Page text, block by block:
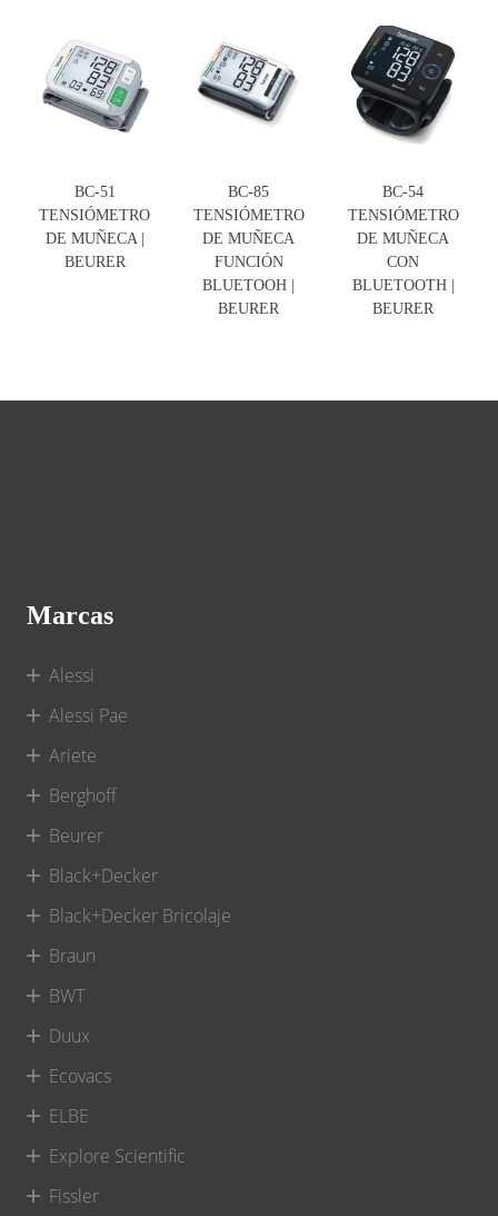
BC-51
TENSIÓMETRO
DE MUÑECA |
BEURER
BC-85
TENSIÓMETRO
DE MUÑECA
FUNCIÓN
BLUETOOH |
BEURER
BC-54
TENSIÓMETRO
DE MUÑECA
CON
BLUETOOTH |
BEURER
Marcas
Alessi
Alessi Pae
Ariete
Berghoff
Beurer
Black+Decker
Black+Decker Bricolaje
Braun
BWT
Duux
Ecovacs
ELBE
Explore Scientific
Fissler